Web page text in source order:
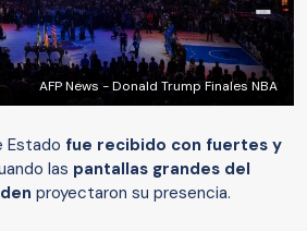
AFP News - Donald Trump Finales NBA
Estado fue recibido con fuertes y
las pantallas grandes del
proyectaron su presencia.